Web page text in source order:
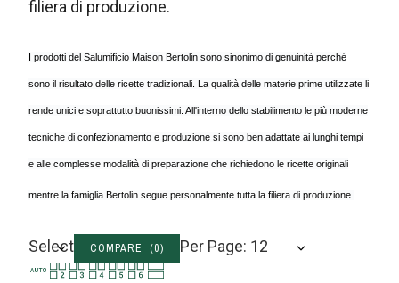
filiera di produzione.
I prodotti del Salumificio Maison Bertolin sono sinonimo di genuinità perché
sono il risultato delle ricette tradizionali. La qualità delle materie prime utilizzate li
rende unici e soprattutto buonissimi. All'interno dello stabilimento le più moderne
tecniche di confezionamento e produzione si sono ben adattate ai lunghi tempi
e alle complesse modalità di preparazione che richiedono le ricette originali
mentre la famiglia Bertolin segue personalmente tutta la filiera di produzione.
Select COMPARE (0) Per Page: 12